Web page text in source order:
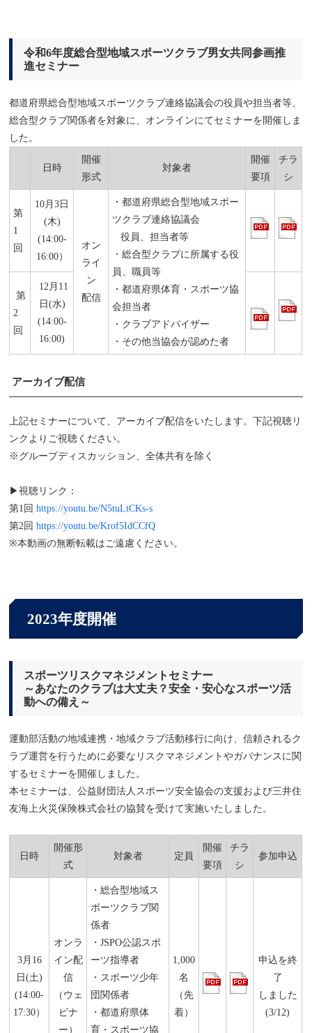
令和6年度総合型地域スポーツクラブ男女共同参画推
進セミナー
都道府県総合型地域スポーツクラブ連絡協議会の役員や担当者等、
総合型クラブ関係者を対象に、オンラインにてセミナーを開催しま
した。
日時
開催
形式
対象者
開催
要項
チラ
シ
第
1
回
10月3日
(木)
(14:00-
16:00）
オン
ライ
ン
配信
・都道府県総合型地域スポー
ツクラブ連絡協議会
役員、担当者等
・総合型クラブに所属する役
員、職員等
・都道府県体育・スポーツ協
会担当者
・クラブアドバイザー
・その他当協会が認めた者
第
2
回
12月11
日(水)
(14:00-
16:00)
アーカイブ配信
上記セミナーについて、アーカイブ配信をいたします。下記視聴リ
ンクよりご視聴ください。
※グループディスカッション、全体共有を除く
▶視聴リンク：
第1回https://youtu.be/N5tuLtCKs-s
第2回https://youtu.be/Krof5IdCCfQ
※本動画の無断転載はご遠慮ください。
2023年度開催
スポーツリスクマネジメントセミナー
～あなたのクラブは大丈夫？安全・安心なスポーツ活
動への備え～
運動部活動の地域連携・地域クラブ活動移行に向け、信頼されるク
ラブ運営を行うために必要なリスクマネジメントやガバナンスに関
するセミナーを開催しました。
本セミナーは、公益財団法人スポーツ安全協会の支援および三井住
友海上火災保険株式会社の協賛を受けて実施いたしました。
日時
開催形
式
対象者 定員
開催
要項
チラ
シ
参加申込
3月16
日(土)
(14:00-
17:30）
オンラ
イン配
信
（ウェ
ビナ
ー）
・総合型地域ス
ポーツクラブ関
係者
・JSPO公認スポ
ーツ指導者
・スポーツ少年
団関係者
・都道府県体
育・スポーツ協
1,000
名
（先
着）
申込を終
了
しました
(3/12)